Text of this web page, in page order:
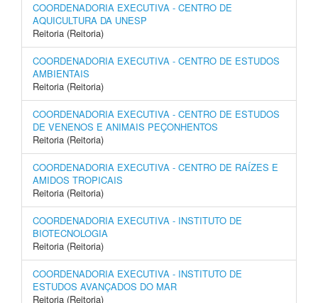
COORDENADORIA EXECUTIVA - CENTRO DE
AQUICULTURA DA UNESP
Reitoria (Reitoria)
COORDENADORIA EXECUTIVA - CENTRO DE ESTUDOS
AMBIENTAIS
Reitoria (Reitoria)
COORDENADORIA EXECUTIVA - CENTRO DE ESTUDOS
DE VENENOS E ANIMAIS PEÇONHENTOS
Reitoria (Reitoria)
COORDENADORIA EXECUTIVA - CENTRO DE RAÍZES E
AMIDOS TROPICAIS
Reitoria (Reitoria)
COORDENADORIA EXECUTIVA - INSTITUTO DE
BIOTECNOLOGIA
Reitoria (Reitoria)
COORDENADORIA EXECUTIVA - INSTITUTO DE
ESTUDOS AVANÇADOS DO MAR
Reitoria (Reitoria)